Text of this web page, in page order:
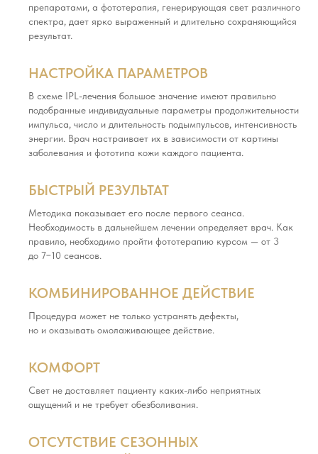
препаратами, а фототерапия, генерирующая свет различного
спектра, дает ярко выраженный и длительно сохраняющийся
результат.
НАСТРОЙКА ПАРАМЕТРОВ
В схеме IPL-лечения большое значение имеют правильно
подобранные индивидуальные параметры продолжительности
импульса, число и длительность подымпульсов, интенсивность
энергии. Врач настраивает их в зависимости от картины
заболевания и фототипа кожи каждого пациента.
БЫСТРЫЙ РЕЗУЛЬТАТ
Методика показывает его после первого сеанса.
Необходимость в дальнейшем лечении определяет врач. Как
правило, необходимо пройти фототерапию курсом — от 3
до 7−10 сеансов.
КОМБИНИРОВАННОЕ ДЕЙСТВИЕ
Процедура может не только устранять дефекты,
но и оказывать омолаживающее действие.
КОМФОРТ
Свет не доставляет пациенту каких-либо неприятных
ощущений и не требует обезболивания.
ОТСУТСТВИЕ СЕЗОННЫХ